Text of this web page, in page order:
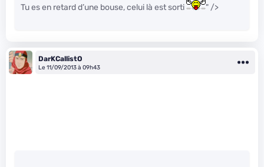
Tu es en retard d’une bouse, celui là est sorti " />
DarKCallistO
Le 11/09/2013 à 09h43